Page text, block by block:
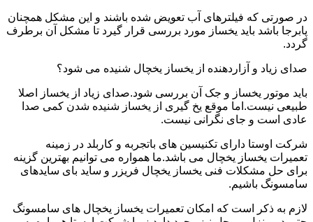
در صورتی که فیلترهای آب تعویض شده باشند و این مشکل همچنان
پابرجا باشد باید یخساز مورد بررسی قرار گیرد تا مشکل آن برطرف
گردد.
صدای زیاد و آزاردهنده از یخساز یخچال شنیده می شود؟
باید موتور یخساز و جک آن بررسی شود.صدای زیاد از یخساز اصلا
طبیعی نیست.اما موقع یخ گیری از یخساز شنیده شدن کمی صدا
عادی است و جای نگرانی نیست.
شرکت اوستا دارای تکنیسین های باتجربه و کاربلد در زمینه
تعمیرات یخساز یخچال می باشد.ما همواره می توانیم بهترین گزینه
برای حل مشکلات فنی یخساز یخچال فریزر و ساید بای سایدهای
سامسونگ باشیم.
لازم به ذکر است که امکان تعمیرات یخساز یخچال های سامسونگ